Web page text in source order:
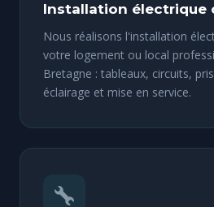
Installation électrique
Nous réalisons l'installation
votre logement ou local
Bretagne : tableaux, circuits,
éclairage et mise en service.